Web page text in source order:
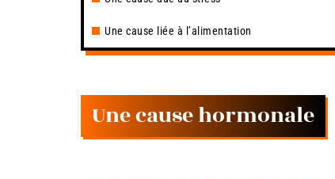
Une cause liée à l’alimentation
Une cause hormonale